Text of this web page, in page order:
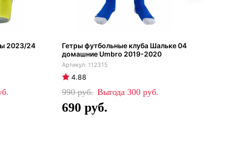
2023/24
Гетры футбольные клуба Шальке 04
домашние Umbro 2019-2020
112315
4.88
990 300
690